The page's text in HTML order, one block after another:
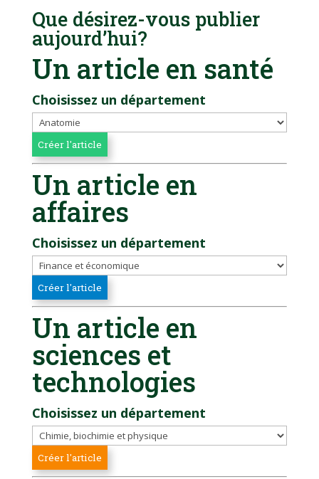
Que désirez-vous publier
aujourd’hui?
Un article en santé
Choisissez un département
Un article en
affaires
Choisissez un département
Un article en
sciences et
technologies
Choisissez un département